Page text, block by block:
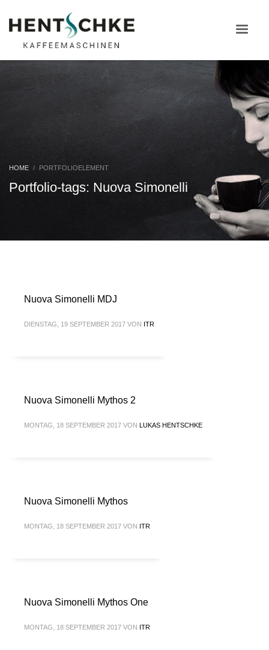
HOME PORTFOLIOELEMENT
Portfolio-tags: Nuova Simonelli
Nuova Simonelli MDJ
DIENSTAG, 19 SEPTEMBER 2017 VON ITR
Nuova Simonelli Mythos 2
MONTAG, 18 SEPTEMBER 2017 VON LUKAS HENTSCHKE
Nuova Simonelli Mythos
MONTAG, 18 SEPTEMBER 2017 VON ITR
Nuova Simonelli Mythos One
MONTAG, 18 SEPTEMBER 2017 VON ITR